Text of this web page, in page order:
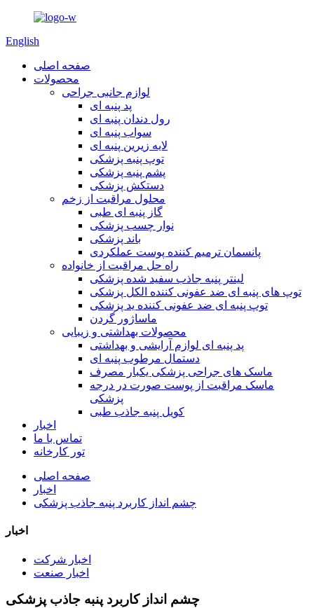
English
صفحه اصلی
محصولات
لوازم جانبی جراحی
پد پنبه ای
رول دندان پنبه ای
سواب پنبه ای
لایه زیرین پنبه ای
توپ پنبه پزشکی
پشم پنبه پزشکی
دستکش پزشکی
محلول مراقبت از زخم
گاز پنبه ای طبی
نوار چسب پزشکی
باند پزشکی
پانسمان ترمیم کننده پوست عملکردی
راه حل مراقبت از خانواده
لینتر پنبه جاذب سفید شده پزشکی
توپ های پنبه ای ضد عفونی کننده الکل پزشکی
توپ پنبه ای ضد عفونی کننده ید پزشکی
ماساژور گردن
محصولات بهداشتی و زیبایی
پد پنبه ای لوازم آرایشی و بهداشتی
دستمال مرطوب پنبه ای
ماسک های جراحی پزشکی یکبار مصرف
ماسک مراقبت از پوست صورت در درجه
پزشکی
کویل پنبه جاذب طبی
اخبار
تماس با ما
تور کارخانه
صفحه اصلی
اخبار
چشم انداز کاربرد پنبه جاذب پزشکی
اخبار
اخبار شرکت
اخبار صنعت
چشم انداز کاربرد پنبه جاذب پزشکی